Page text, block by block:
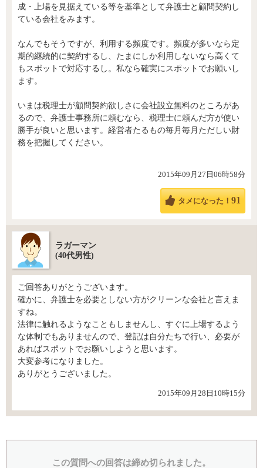
成・上場を見据えている等を基準として弁護士と顧問契約し
ている会社をみます。
なんでもそうですが、利用する頻度です。頻度が多いなら定
期的継続的に契約するし、たまにしか利用しないなら高くて
もスポットで対応するし。私なら確実にスポットでお願いし
ます。
いまは税理士が顧問契約欲しさに会社設立無料のところがあ
るので、弁護士事務所に頼むなら、税理士に頼んだ方が使い
勝手が良いと思います。経営者たるもの毎月毎月ただしい財
務を把握してください。
2015年09月27日06時58分
タメになった！ 91
ラガーマン
(40代男性)
ご回答ありがとうございます。
確かに、弁護士を必要としない方がクリーンな会社と言えま
すね。
法律に触れるようなこともしませんし、すぐに上場するよう
な体制でもありませんので、登記は自分たちで行い、必要が
あればスポットでお願いしようと思います。
大変参考になりました。
ありがとうございました。
2015年09月28日10時15分
この質問への回答は締め切られました。